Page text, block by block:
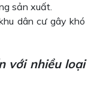
sản xuất.
dân cư gây khó
với nhiều loại